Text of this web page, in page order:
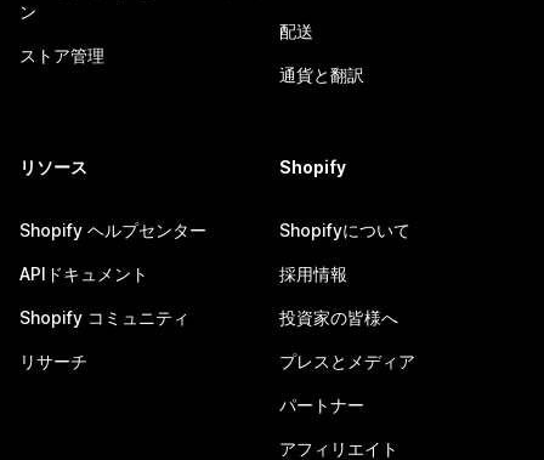
ン
ストア管理
配送
通貨と翻訳
リソース
Shopify ヘルプセンター
APIドキュメント
Shopify コミュニティ
リサーチ
Shopify
Shopifyについて
採用情報
投資家の皆様へ
プレスとメディア
パートナー
アフィリエイト